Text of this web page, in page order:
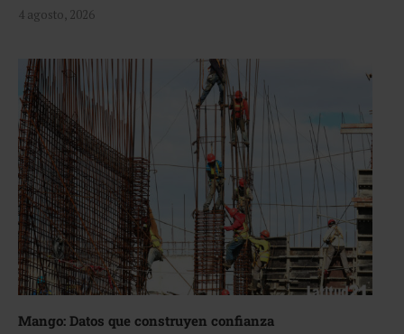
4 agosto, 2026
Mango: Datos que construyen confianza